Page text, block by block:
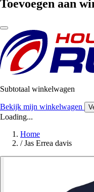
Toevoegen aan
Subtotaal winkelwagen
Bekijk mijn winkelwagen
Loading...
Home
/ Jas Errea davis